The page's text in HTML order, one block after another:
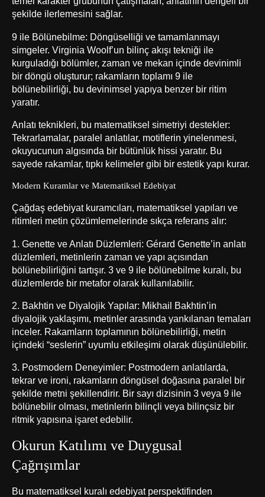
şekilde ilerlemesini sağlar.
9 ile Bölünebilme: Döngüselliği ve tamamlanmayı
simgeler. Virginia Woolf’un bilinç akışı tekniği ile
kurguladığı bölümler, zaman ve mekan içinde devinimli
bir döngü oluşturur; rakamların toplamı 9 ile
bölünebilirliği, bu devinimsel yapıya benzer bir ritim
yaratır.
Anlatı teknikleri, bu matematiksel simetriyi destekler:
Tekrarlamalar, paralel anlatılar, motiflerin yinelenmesi,
okuyucunun algısında bir bütünlük hissi yaratır. Bu
sayede rakamlar, tıpkı kelimeler gibi bir estetik yapı kurar.
Modern Kuramlar ve Matematiksel Edebiyat
Çağdaş edebiyat kuramcıları, matematiksel yapıları ve
ritimleri metin çözümlemelerinde sıkça referans alır:
1. Genette ve Anlatı Düzlemleri: Gérard Genette’in anlatı
düzlemleri, metinlerin zaman ve yapı açısından
bölünebilirliğini tartışır. 3 ve 9 ile bölünebilme kuralı, bu
düzlemlerde bir metafor olarak kullanılabilir.
2. Bakhtin ve Diyalojik Yapılar: Mikhail Bakhtin’in
diyalojik yaklaşımı, metinler arasında yankılanan temaları
inceler. Rakamların toplamının bölünebilirliği, metin
içindeki “seslerin” uyumlu etkileşimi olarak düşünülebilir.
3. Postmodern Deneyimler: Postmodern anlatılarda,
tekrar ve ironi, rakamların döngüsel doğasına paralel bir
şekilde metni şekillendirir. Bir sayı dizisinin 3 veya 9 ile
bölünebilir olması, metinlerin bilinçli veya bilinçsiz bir
ritmik yapısına işaret edebilir.
Okurun Katılımı ve Duygusal
Çağrışımlar
Bu matematiksel kuralı edebiyat perspektifinden